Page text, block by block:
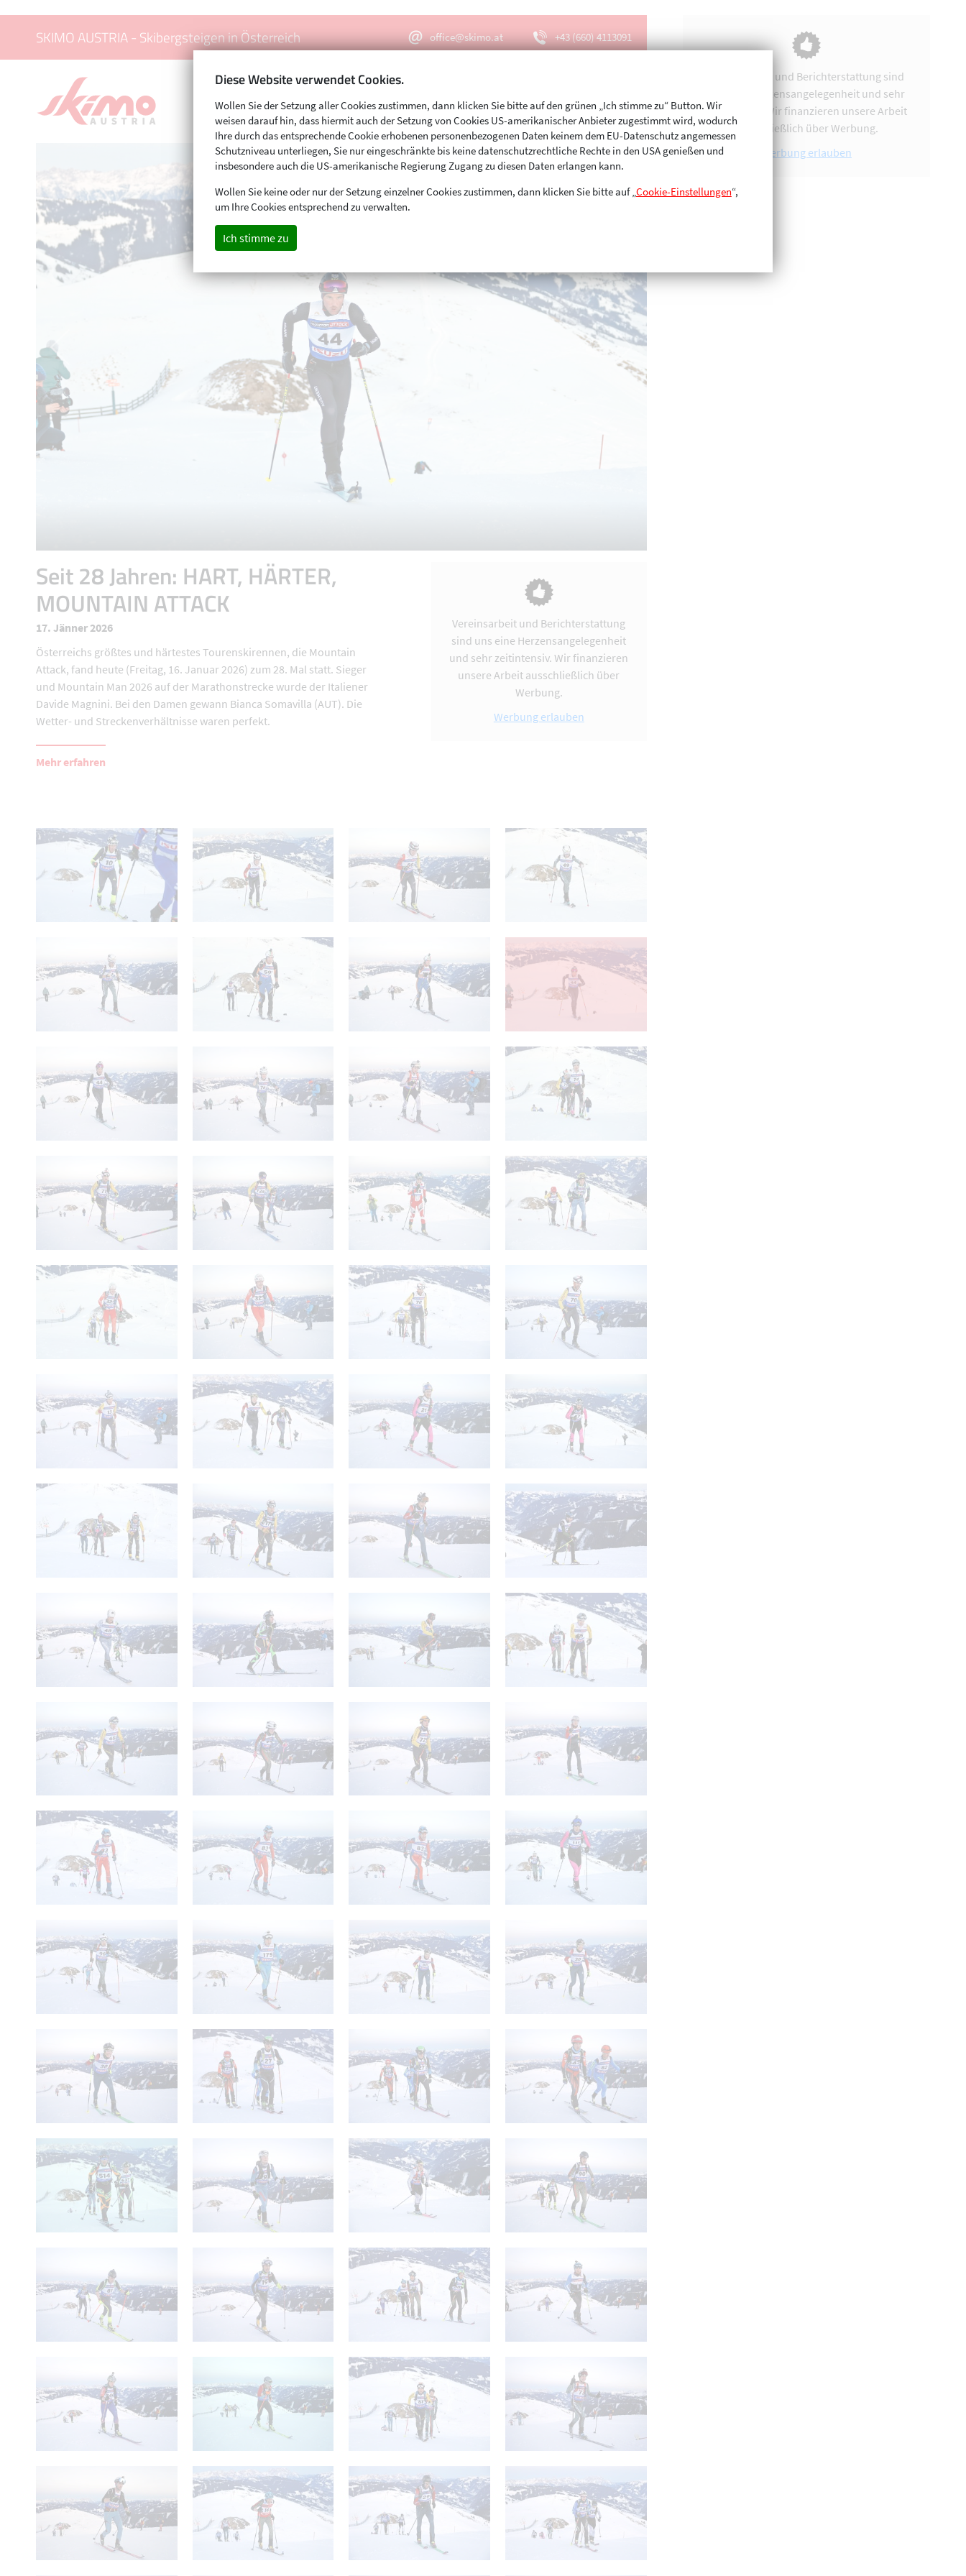
SKIMO AUSTRIA - Skibergsteigen in Österreich office@skimo.at +43 (660) 4113091
Menu
Seit 28 Jahren: HART, HÄRTER,
MOUNTAIN ATTACK
17. Jänner 2026
Österreichs größtes und härtestes Tourenskirennen, die Mountain
Attack, fand heute (Freitag, 16. Januar 2026) zum 28. Mal statt. Sieger
und Mountain Man 2026 auf der Marathonstrecke wurde der Italiener
Davide Magnini. Bei den Damen gewann Bianca Somavilla (AUT). Die
Wetter- und Streckenverhältnisse waren perfekt.
Mehr erfahren
Vereinsarbeit und Berichterstattung
sind uns eine Herzensangelegenheit
und sehr zeitintensiv. Wir finanzieren
unsere Arbeit ausschließlich über
Werbung.
Werbung erlauben
Vereinsarbeit und Berichterstattung sind
uns eine Herzensangelegenheit und sehr
zeitintensiv. Wir finanzieren unsere Arbeit
ausschließlich über Werbung.
Werbung erlauben
Diese Website verwendet Cookies.
Wollen Sie der Setzung aller Cookies zustimmen, dann klicken Sie bitte auf den grünen „Ich stimme zu“ Button. Wir
weisen darauf hin, dass hiermit auch der Setzung von Cookies US-amerikanischer Anbieter zugestimmt wird, wodurch
Ihre durch das entsprechende Cookie erhobenen personenbezogenen Daten keinem dem EU-Datenschutz angemessen
Schutzniveau unterliegen, Sie nur eingeschränkte bis keine datenschutzrechtliche Rechte in den USA genießen und
insbesondere auch die US-amerikanische Regierung Zugang zu diesen Daten erlangen kann.
Wollen Sie keine oder nur der Setzung einzelner Cookies zustimmen, dann klicken Sie bitte auf „Cookie-Einstellungen“,
um Ihre Cookies entsprechend zu verwalten.
Ich stimme zu